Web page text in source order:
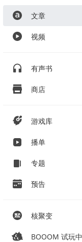
文章
视频
有声书
商店
游戏库
播单
专题
预告
核聚变
BOOOM 试玩中